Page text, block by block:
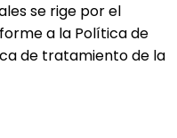
se rige por el
a la Política de
de tratamiento de la